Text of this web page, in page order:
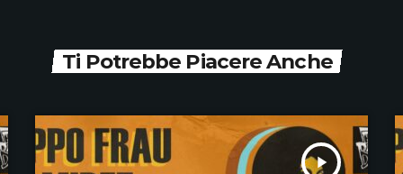
Ti Potrebbe Piacere Anche
play_arrow